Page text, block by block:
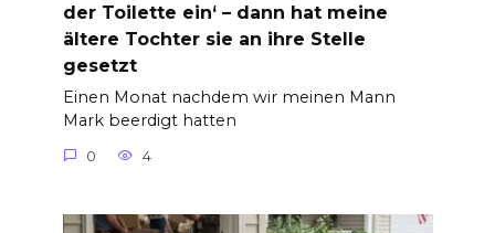
der Toilette ein‘ – dann hat meine
ältere Tochter sie an ihre Stelle
gesetzt
Einen Monat nachdem wir meinen Mann
Mark beerdigt hatten
0 4